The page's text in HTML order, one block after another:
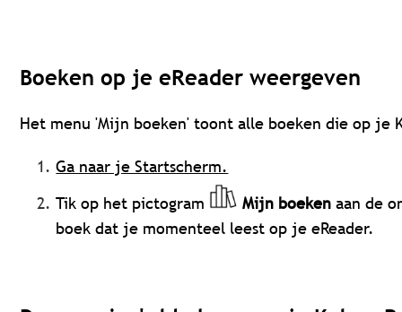
Boeken op je eReader weergeven
Het menu 'Mijn boeken' toont alle boeken die op je
Ga naar je Startscherm.
Tik op het pictogram
Mijn boekenaan de
boek dat je momenteel leest op je eReader.